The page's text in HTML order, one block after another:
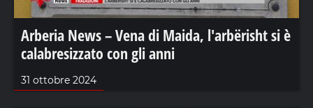
Arberia News – Vena di Maida, l'arbërisht si è
calabresizzato con gli anni
31 ottobre 2024